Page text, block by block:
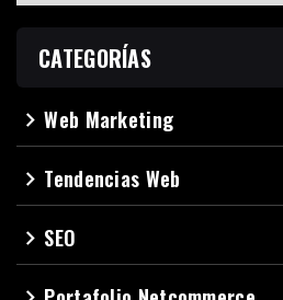
CATEGORÍAS
navigate_nextWeb Marketing
navigate_next Tendencias Web
navigate_next SEO